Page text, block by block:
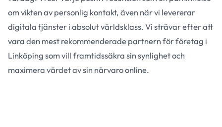
om vikten av personlig kontakt, även när vi levererar
digitala tjänster i absolut världsklass. Vi strävar efter att
vara den mest rekommenderade partnern för företag i
Linköping som vill framtidssäkra sin synlighet och
maximera värdet av sin närvaro online.